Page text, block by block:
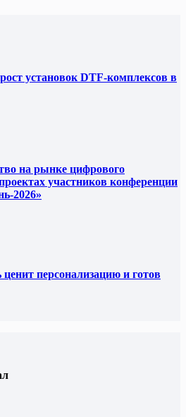
установок DTF-комплексов в
на рынке цифрового
участников конференции
2026»
персонализацию и готов